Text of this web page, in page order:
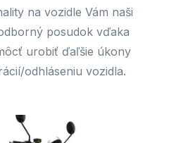
na vozidle Vám naši
posudok vďaka
urobiť ďaľšie úkony
odhláseniu vozidla.